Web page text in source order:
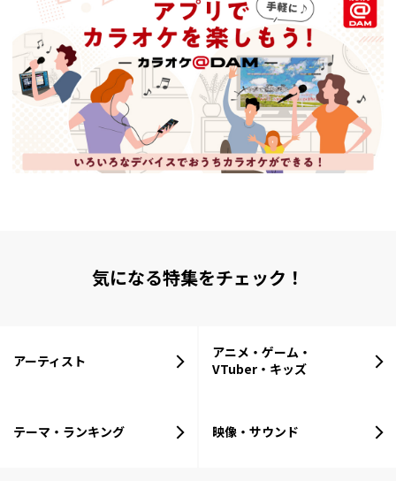
気になる特集をチェック！
アーティスト
アニメ・ゲーム・
VTuber・キッズ
テーマ・ランキング 映像・サウンド